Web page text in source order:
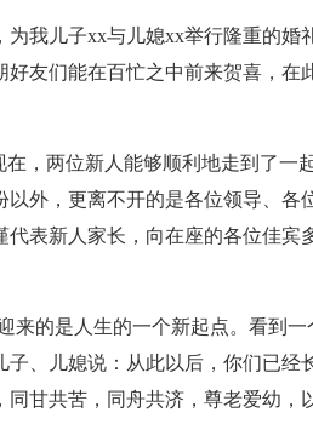
我儿子xx与儿媳xx举行隆重的婚
友们能在百忙之中前来贺喜，在
，两位新人能够顺利地走到了一
外，更离不开的是各位领导、各
表新人家长，向在座的各位佳宾
来的是人生的一个新起点。看到一
、儿媳说：从此以后，你们已经
甘共苦，同舟共济，尊老爱幼，